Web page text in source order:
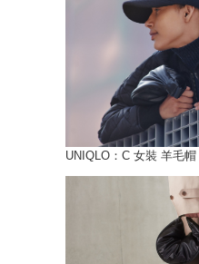
UNIQLO：C 女裝 羊毛